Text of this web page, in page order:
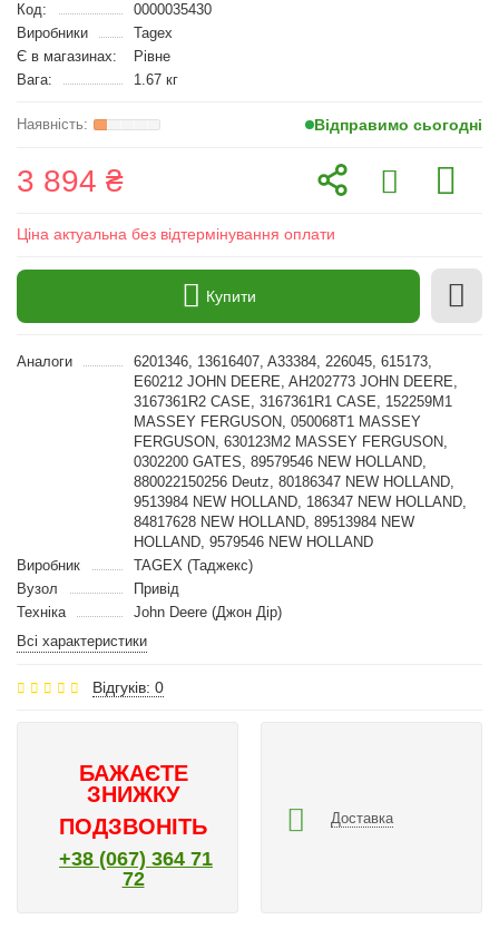
Код:
0000035430
Виробники
Tagex
Є в магазинах:
Рівне
Вага:
1.67 кг
Відправимо сьогодні
3 894 ₴
Ціна актуальна без відтермінування оплати
Купити
Аналоги
6201346, 13616407, A33384, 226045, 615173,
E60212 JOHN DEERE, AH202773 JOHN DEERE,
3167361R2 CASE, 3167361R1 CASE, 152259M1
MASSEY FERGUSON, 050068T1 MASSEY
FERGUSON, 630123M2 MASSEY FERGUSON,
0302200 GATES, 89579546 NEW HOLLAND,
880022150256 Deutz, 80186347 NEW HOLLAND,
9513984 NEW HOLLAND, 186347 NEW HOLLAND,
84817628 NEW HOLLAND, 89513984 NEW
HOLLAND, 9579546 NEW HOLLAND
Виробник
TAGEX (Таджекс)
Вузол
Привід
Техніка
John Deere (Джон Дір)
Всі характеристики
Відгуків: 0
БАЖАЄТЕ
ЗНИЖКУ
ПОДЗВОНІТЬ
+38 (067) 364 71
72
Доставка